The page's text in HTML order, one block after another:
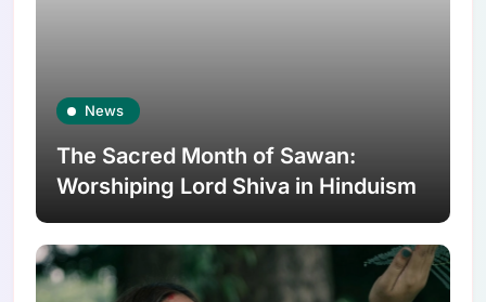
News
The Sacred Month of Sawan:
Worshiping Lord Shiva in Hinduism